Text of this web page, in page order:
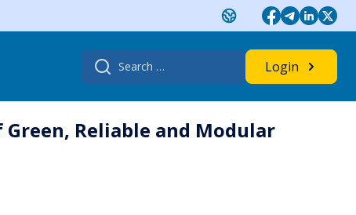
Search
for:
Login
Reliable and Modular